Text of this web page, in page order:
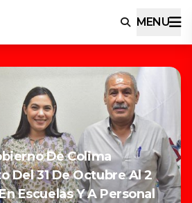
MENU
De Colima
Del 31 De Octubre Al 2
Escuelas Y A Personal